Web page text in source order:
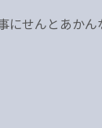
せんとあかん